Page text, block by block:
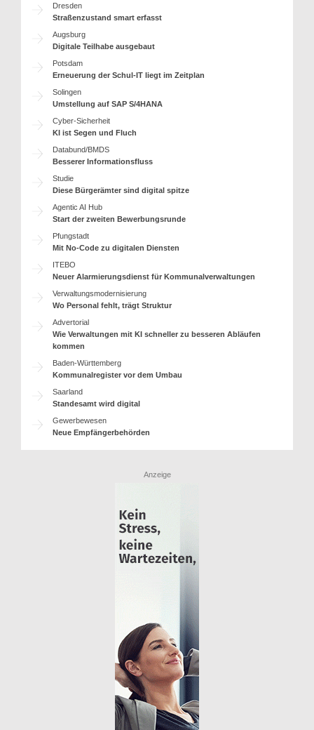
Dresden
Straßenzustand smart erfasst
Augsburg
Digitale Teilhabe ausgebaut
Potsdam
Erneuerung der Schul-IT liegt im Zeitplan
Solingen
Umstellung auf SAP S/4HANA
Cyber-Sicherheit
KI ist Segen und Fluch
Databund/BMDS
Besserer Informationsfluss
Studie
Diese Bürgerämter sind digital spitze
Agentic AI Hub
Start der zweiten Bewerbungsrunde
Pfungstadt
Mit No-Code zu digitalen Diensten
ITEBO
Neuer Alarmierungsdienst für Kommunalverwaltungen
Verwaltungsmodernisierung
Wo Personal fehlt, trägt Struktur
Advertorial
Wie Verwaltungen mit KI schneller zu besseren Abläufen
kommen
Baden-Württemberg
Kommunalregister vor dem Umbau
Saarland
Standesamt wird digital
Gewerbewesen
Neue Empfängerbehörden
Anzeige